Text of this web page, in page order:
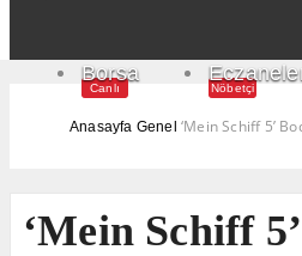
Borsa
Canlı Nöbetçi
Anasayfa Genel ‘Mein Schiff 5’
‘Mein Schiff